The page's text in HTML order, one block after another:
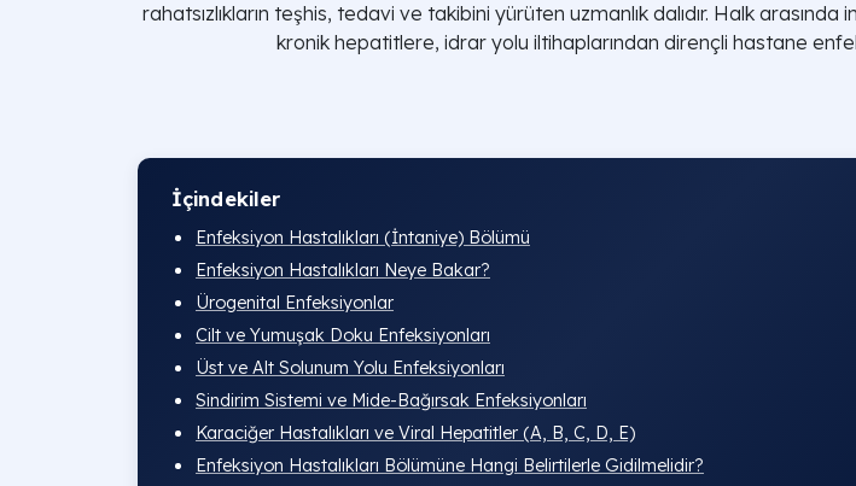
rahatsızlıkların teşhis, tedavi ve takibini yürüten uzmanlık dalıdır. Halk
kronik hepatitlere, idrar yolu iltihaplarından dirençli hastane
İçindekiler
Enfeksiyon Hastalıkları (İntaniye) Bölümü
Enfeksiyon Hastalıkları Neye Bakar?
Ürogenital Enfeksiyonlar
Cilt ve Yumuşak Doku Enfeksiyonları
Üst ve Alt Solunum Yolu Enfeksiyonları
Sindirim Sistemi ve Mide-Bağırsak Enfeksiyonları
Karaciğer Hastalıkları ve Viral Hepatitler (A, B, C, D, E)
Enfeksiyon Hastalıkları Bölümüne Hangi Belirtilerle Gidilmelidir?